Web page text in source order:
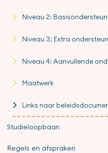
Niveau 2:
Niveau 3: Extra
Niveau 4: Aanvullende
Maatwerk
Links naar
Studieloopbaan
Regels en afspraken